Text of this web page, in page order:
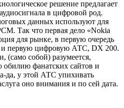
решение предлагает
в цифровой род.
данных используют для
Так что первая дело «Nokia
для рынке, в первую очередь
и первую цифровую АТС, DX 200.
собой) разумеется,
фанатских сайтов и
да, у этой АТС упихивать
оно внимания и по сей дата.